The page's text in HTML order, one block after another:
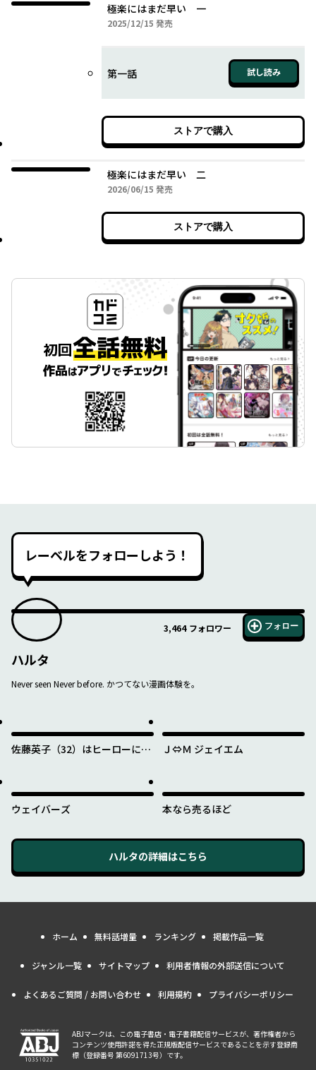
極楽にはまだ早い 一
2025/12/15 2025年12月15日
発売
第一話 試し読み
ストアで購入
極楽にはまだ早い 二
2026/06/15 2026年06月15日
発売
ストアで購入
レーベルをフォローしよう！
3,464 フォロワー フォロー
ハルタ
Never seen Never before. かつてない漫画体験を。
佐藤英子（32）はヒーローにな
Ｊ⇔Ｍ ジェイエム
ウェイバーズ 本なら売るほど
ハルタの詳細はこちら
ホーム 無料話増量 ランキング 掲載作品一覧
ジャンル一覧 サイトマップ 利用者情報の外部送信について
よくあるご質問 / お問い合わせ 利用規約 プライバシーポリシー
ABJマークは、この電子書店・電子書籍配信サービスが、著作権者から
コンテンツ使用許諾を得た正規版配信サービスであることを示す登録商
標（登録番号 第6091713号）です。